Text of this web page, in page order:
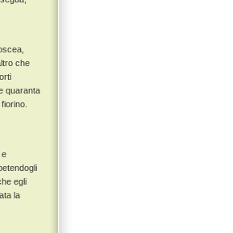
che
quaranta
e
egli
la